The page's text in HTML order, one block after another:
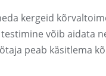
kergeid
võib aidata
peab käsitlema